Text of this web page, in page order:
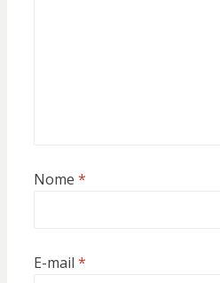
Nome *
E-mail *